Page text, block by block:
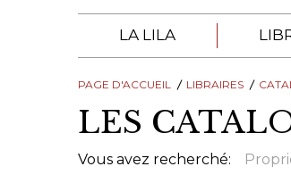
LA LILA
À PROPOS DE LA LILA
TROUVER UNE
CONGRÈS & RÉUNIONS
PAGE D'ACCUEIL LIBRAIRES
LES
Vous avez recherché: